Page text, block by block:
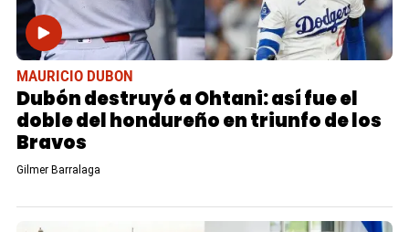
MAURICIO DUBON
Dubón destruyó a Ohtani: así fue el
doble del hondureño en triunfo de los
Bravos
Gilmer Barralaga